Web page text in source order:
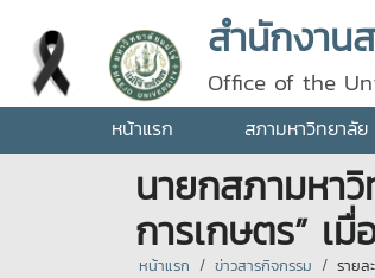
สำนักงาน
Office of the
หน้าแรก สภามหาวิทยาลัย
นายกสภามหา
การเกษตร”
หน้าแรก ข่าวสารกิจกรรม รายล